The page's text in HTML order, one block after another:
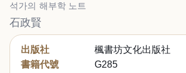
석가의 해부학 노트
石政賢
出版社
楓書坊文化出版社
書籍代號
G285